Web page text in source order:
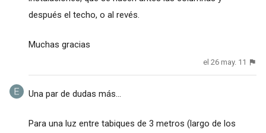
después el techo, o al revés.
Muchas gracias
el 26 may. 11
Una par de dudas más...
Para una luz entre tabiques de 3 metros (largo de los